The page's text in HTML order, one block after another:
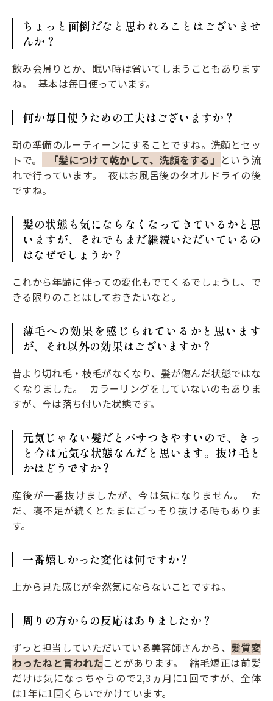
ちょっと面倒だなと思われることはございませ
んか？
飲み会帰りとか、眠い時は省いてしまうこともあります
ね。 基本は毎日使っています。
何か毎日使うための工夫はございますか？
朝の準備のルーティーンにすることですね。洗顔とセッ
トで。
「髪につけて乾かして、洗顔をする」 という流
れで行っています。 夜はお風呂後のタオルドライの後
ですね。
髪の状態も気にならなくなってきているかと思
いますが、それでもまだ継続いただいているの
はなぜでしょうか？
これから年齢に伴っての変化もでてくるでしょうし、で
きる限りのことはしておきたいなと。
薄毛への効果を感じられているかと思います
が、それ以外の効果はございますか？
昔より切れ毛・枝毛がなくなり、髪が傷んだ状態ではな
くなりました。 カラーリングをしていないのもありま
すが、今は落ち付いた状態です。
元気じゃない髪だとパサつきやすいので、きっ
と今は元気な状態なんだと思います。抜け毛と
かはどうですか？
産後が一番抜けましたが、今は気になりません。 た
だ、寝不足が続くとたまにごっそり抜ける時もありま
す。
一番嬉しかった変化は何ですか？
上から見た感じが全然気にならないことですね。
周りの方からの反応はありましたか？
ずっと担当していただいている美容師さんから、髪質変
わったねと言われたことがあります。 縮毛矯正は前髪
だけは気になっちゃうので2,3ヵ月に1回ですが、全体
は1年に1回くらいでかけています。